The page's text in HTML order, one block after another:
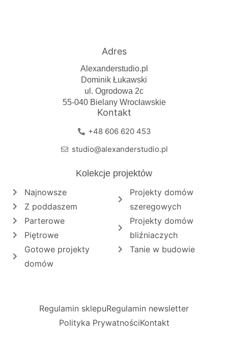
Adres
Alexanderstudio.pl
Dominik Łukawski
ul. Ogrodowa 2c
55-040 Bielany Wrocławskie
Kontakt
+48 606 620 453
studio@alexanderstudio.pl
Kolekcje projektów
Najnowsze
Z poddaszem
Parterowe
Piętrowe
Gotowe projekty
domów
Projekty domów
szeregowych
Projekty domów
bliźniaczych
Tanie w budowie
Regulamin sklepuRegulamin newsletter
Polityka PrywatnościKontakt